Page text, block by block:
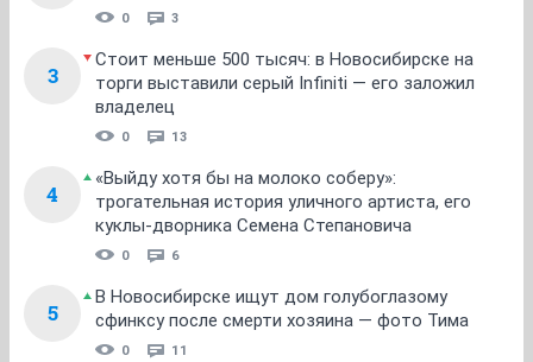
0 3
3
Стоит меньше 500 тысяч: в Новосибирске на
торги выставили серый Infiniti — его заложил
владелец
0 13
4
«Выйду хотя бы на молоко соберу»:
трогательная история уличного артиста, его
куклы-дворника Семена Степановича
0 6
5
В Новосибирске ищут дом голубоглазому
сфинксу после смерти хозяина — фото Тима
0 11